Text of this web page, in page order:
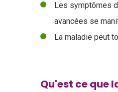
Les symptômes
avancées se
La maladie peut
Qu'est ce que